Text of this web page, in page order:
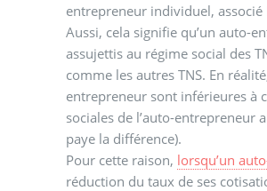
entrepreneur individuel, associé
Aussi, cela signifie qu’un auto-
assujettis au régime social des
comme les autres TNS. En
entrepreneur sont inférieures à
sociales de l’auto-entrepreneur
paye la différence).
Pour cette raison, lorsqu’un
réduction du taux de ses